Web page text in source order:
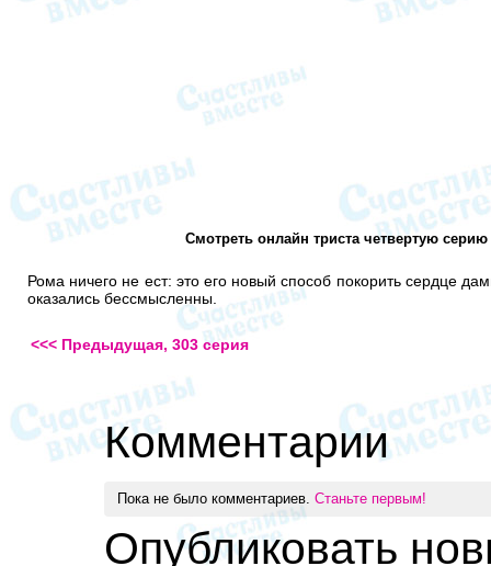
Смотреть онлайн триста четвертую
Рома ничего не ест: это его новый способ покорить сердце
оказались бессмысленны.
<<< Предыдущая, 303 серия
Комментарии
Пока не было комментариев. Станьте первым!
Опубликовать